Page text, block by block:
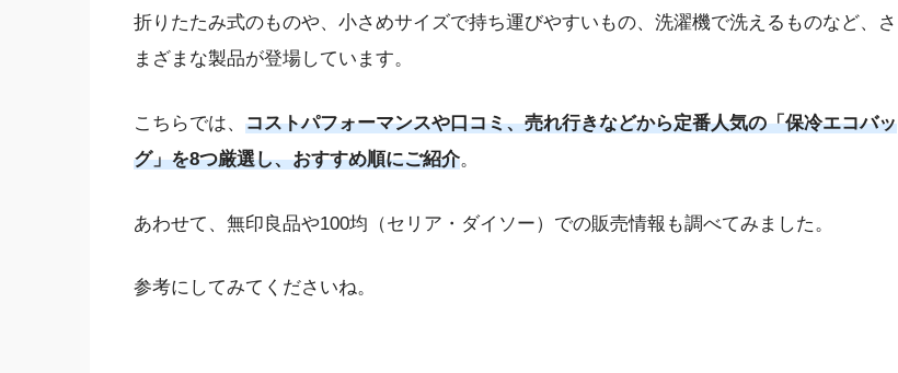
折りたたみ式のものや、小さめサイズで持ち運びやすいもの、洗濯機で洗えるものなど、さ
まざまな製品が登場しています。
こちらでは、 コストパフォーマンスや口コミ、売れ行きなどから定番人気の「保冷エコバッ
グ」を8つ厳選し、おすすめ順にご紹介。
あわせて、無印良品や100均（セリア・ダイソー）での販売情報も調べてみました。
参考にしてみてくださいね。